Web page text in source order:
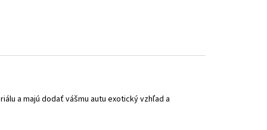
a majú dodať vášmu autu exotický vzhľad a